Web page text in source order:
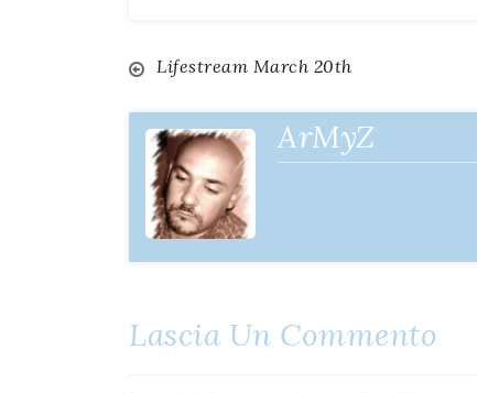
Navigazione
articoli
Lifestream March 20th
ArMyZ
Lascia Un Commento